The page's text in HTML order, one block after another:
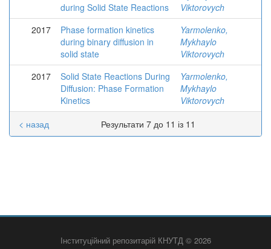
during Solid State Reactions
Viktorovych
2017
Phase formation kinetics
during binary diffusion in
solid state
Yarmolenko,
Mykhaylo
Viktorovych
2017
Solid State Reactions During
Diffusion: Phase Formation
Kinetics
Yarmolenko,
Mykhaylo
Viktorovych
Результати 7 до 11 із 11
< назад
Інституційний репозитарій КНУТД © 2026